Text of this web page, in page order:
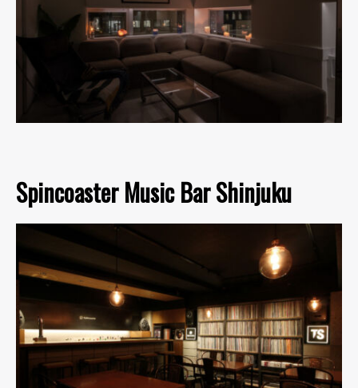
Spincoaster Music Bar Shinjuku